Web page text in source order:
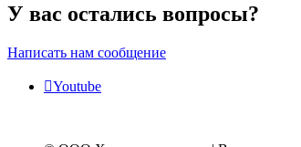
У вас остались вопросы?
Написать нам сообщение
Youtube